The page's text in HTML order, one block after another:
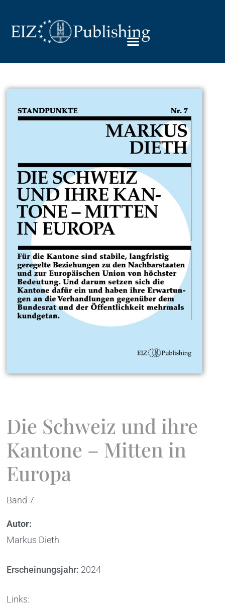
Die Schweiz und ihre
Kantone – Mitten in
Europa
Band 7
Autor:
Markus Dieth
Erscheinungsjahr: 2024
Links: